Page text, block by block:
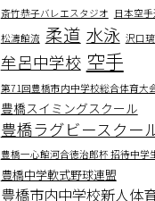
斎竹恭子バレエスタジオ 日本空
松濤館流 柔道 水泳 沢口
牟呂中学校 空手
第71回豊橋市内中学校総合体育大
豊橋スイミングスクール
豊橋ラグビースクー
豊橋一心館河合徳治郎杯 招待中学
豊橋中学軟式野球連盟
豊橋市内中学校新人体